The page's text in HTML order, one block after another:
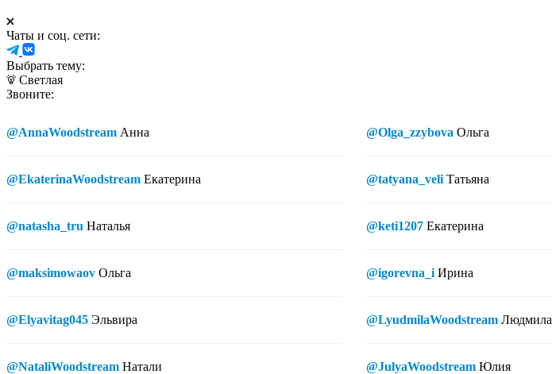
Чаты и соц. сети:
Выбрать тему:
Светлая
Звоните:
@AnnaWoodstream Анна
@EkaterinaWoodstream Екатерина
@natasha_tru Наталья
@maksimowaov Ольга
@Elyavitag045 Эльвира
@NataliWoodstream Натали
@Olga_zzybova Ольга
@tatyana_veli Татьяна
@keti1207 Екатерина
@igorevna_i Ирина
@LyudmilaWoodstream Людмила
@JulyaWoodstream Юлия